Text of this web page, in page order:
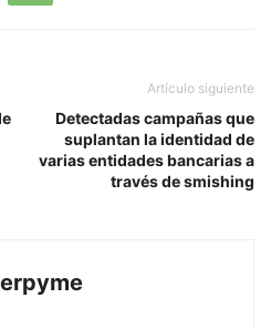
Artículo siguiente
Detectadas campañas que
suplantan la identidad de
varias entidades bancarias a
través de smishing